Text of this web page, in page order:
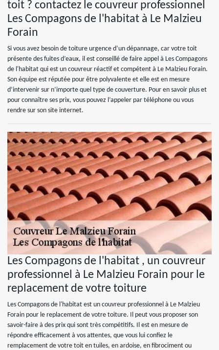
toit ? contactez le couvreur professionnel
Les Compagons de l'habitat à Le Malzieu
Forain
Si vous avez besoin de toiture urgence d’un dépannage, car votre toit
présente des fuites d’eaux, il est conseillé de faire appel à Les Compagons
de l'habitat qui est un couvreur réactif et compétent à Le Malzieu Forain.
Son équipe est réputée pour être polyvalente et elle est en mesure
d’intervenir sur n’importe quel type de couverture. Pour en savoir plus et
pour connaître ses prix, vous pouvez l’appeler par téléphone ou vous
rendre sur son site internet.
Les Compagons de l'habitat , un couvreur
professionnel à Le Malzieu Forain pour le
replacement de votre toiture
Les Compagons de l'habitat est un couvreur professionnel à Le Malzieu
Forain pour le replacement de votre toiture. Il peut vous proposer son
savoir-faire à des prix qui sont très compétitifs. Il est en mesure de
répondre efficacement à vos attentes, que vous lui confiez le
remplacement de votre toit en tuiles, en ardoise, en fibrociment ou